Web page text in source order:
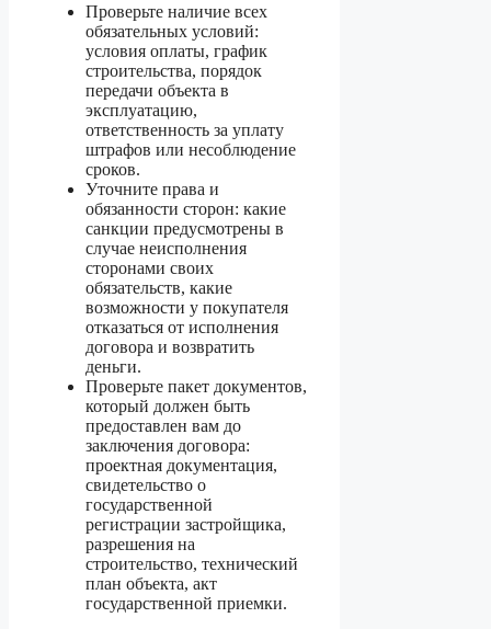
Проверьте наличие всех
обязательных условий:
условия оплаты, график
строительства, порядок
передачи объекта в
эксплуатацию,
ответственность за уплату
штрафов или несоблюдение
сроков.
Уточните права и
обязанности сторон: какие
санкции предусмотрены в
случае неисполнения
сторонами своих
обязательств, какие
возможности у покупателя
отказаться от исполнения
договора и возвратить
деньги.
Проверьте пакет документов,
который должен быть
предоставлен вам до
заключения договора:
проектная документация,
свидетельство о
государственной
регистрации застройщика,
разрешения на
строительство, технический
план объекта, акт
государственной приемки.